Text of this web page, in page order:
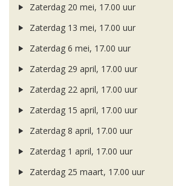
Zaterdag 20 mei, 17.00 uur
Zaterdag 13 mei, 17.00 uur
Zaterdag 6 mei, 17.00 uur
Zaterdag 29 april, 17.00 uur
Zaterdag 22 april, 17.00 uur
Zaterdag 15 april, 17.00 uur
Zaterdag 8 april, 17.00 uur
Zaterdag 1 april, 17.00 uur
Zaterdag 25 maart, 17.00 uur